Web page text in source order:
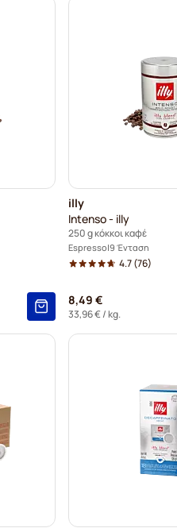
illy
Intenso - illy
250 g κόκκοι καφέ
Espresso 9 Ένταση
4.7(76)
8,49 €
33,96 €/ kg.